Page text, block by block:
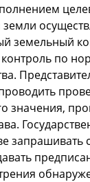
земельный
по
значения,
запрашивать